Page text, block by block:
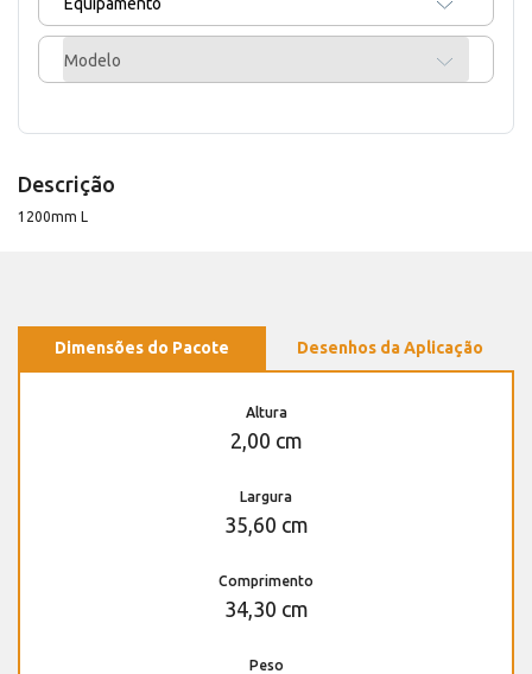
Modelo
Descrição
1200mm L
Dimensões do Pacote Desenhos da Aplicação
Altura
2,00 cm
Largura
35,60 cm
Comprimento
34,30 cm
Peso